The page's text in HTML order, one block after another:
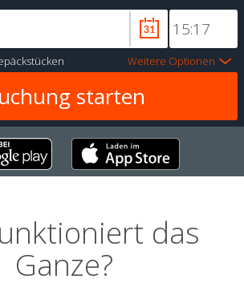
Weitere Optionen
das
Ganze?